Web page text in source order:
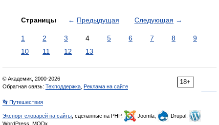
Страницы ← Предыдущая Следующая →
1 2 3 4 5 6 7 8
9
10
11 12 13
18+
© Академик, 2000-2026
Обратная связь: Техподдержка Реклама на сайте
👣 Путешествия
Экспорт словарей на сайты , сделанные на PHP, Joomla,
Drupal,
WordPress, MODx.